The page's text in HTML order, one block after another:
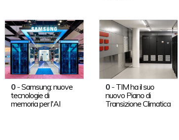
0 -Samsung: nuove
tecnologie di
memoria per l'AI
0- TIM ha il suo
nuovo Piano di
Transizione Climatica